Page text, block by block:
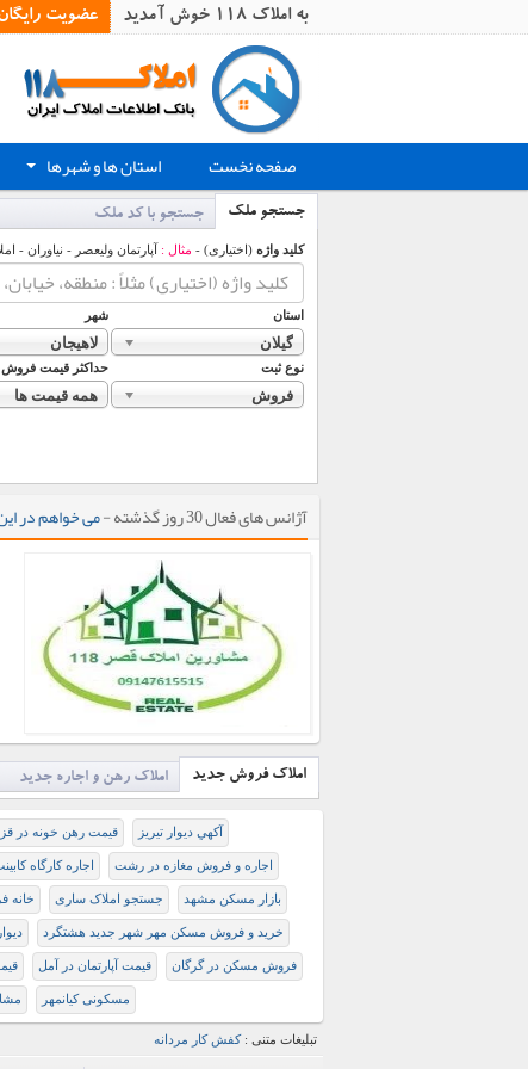
به املاک 118 خوش آمدید عضویت
صفحه نخست + استان ها و شهرها
جستجو ملک جستجو با کد ملک
کلید واژه (اختیاری) - مثال : آپارتمان ولیعصر - نیاوران -
استان شهر
گیلان لاهیجان
نوع ثبت حداکثر قیمت فروش
فروش همه قیمت ها
آژانس های فعال 30 روز گذشته - می خواهم در
املاک فروش جدید املاک رهن و اجاره جدید
آكهي ديوار تيريز قيمت رهن خونه در
اجاره و فروش مغازه در رشت اجاره کارگاه
بازار مسکن مشهد جستجو املاک ساری خانه
خرید و فروش مسکن مهر شهر جدید هشتگرد
فروش مسکن در گرگان قیمت آپارتمان در آمل
مسکونی کیانمهر
تبلیغات متنی :کفش کار مردانه